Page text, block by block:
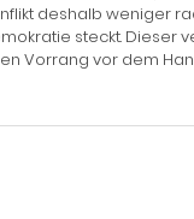
deshalb weniger
steckt. Dieser
Vorrang vor dem